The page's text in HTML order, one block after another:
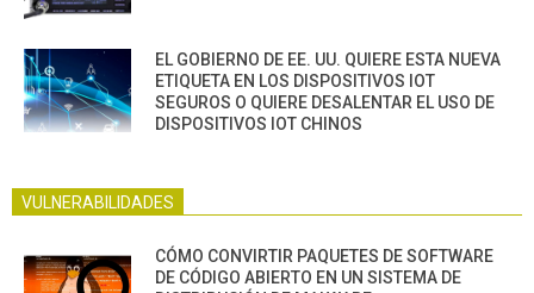
EL GOBIERNO DE EE. UU. QUIERE ESTA NUEVA
ETIQUETA EN LOS DISPOSITIVOS IOT
SEGUROS O QUIERE DESALENTAR EL USO DE
DISPOSITIVOS IOT CHINOS
VULNERABILIDADES
CÓMO CONVIRTIR PAQUETES DE SOFTWARE
DE CÓDIGO ABIERTO EN UN SISTEMA DE